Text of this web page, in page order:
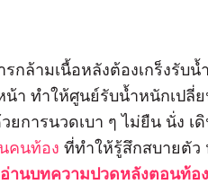
รกล้ามเนื้อหลังต้องเกร็งรับ
า ทำให้ศูนย์รับน้ำหนักเปลี่
ยการนวดเบา ๆ ไม่ยืน นั่ง
คนท้อง ที่ทำให้รู้สึกสบายตัว
อ่านบทความปวดหลังตอนท้อง